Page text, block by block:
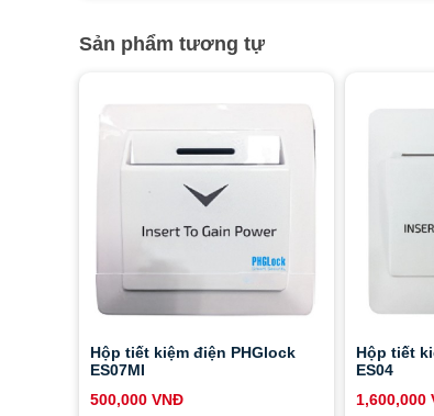
Sản phẩm tương tự
Hộp tiết kiệm điện PHGlock
ES07MI
500,000 VNĐ
Hộp tiết
ES04
1,600,000